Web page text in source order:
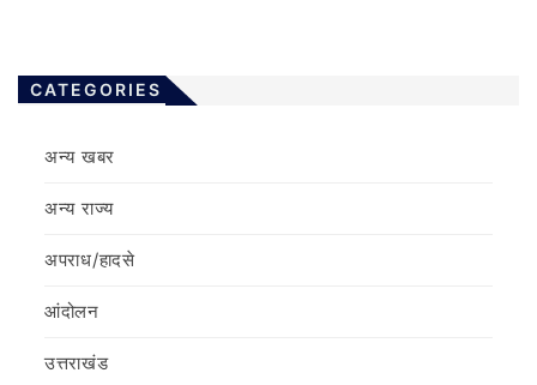
CATEGORIES
अन्य खबर
अन्य राज्य
अपराध/हादसे
आंदोलन
उत्तराखंड